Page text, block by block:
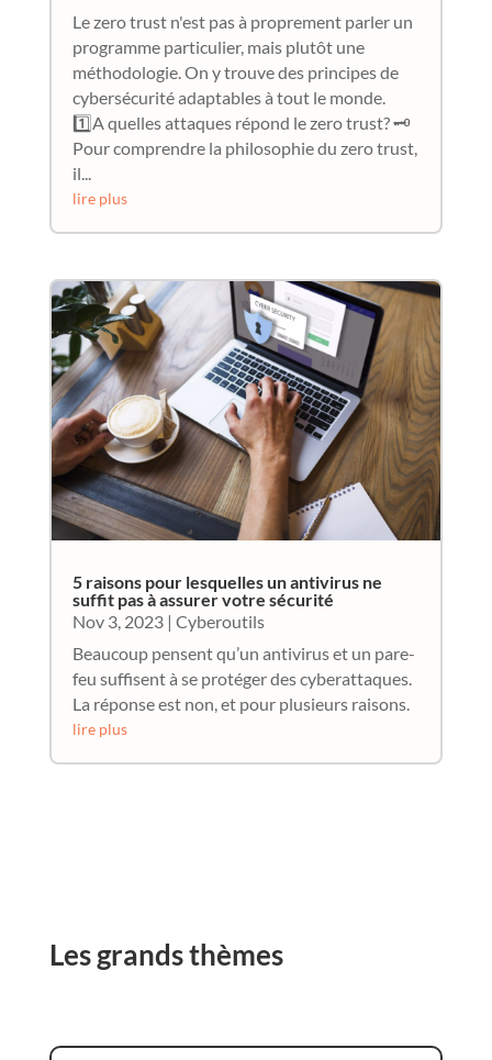
Le zero trust n'est pas à proprement parler un
programme particulier, mais plutôt une
méthodologie. On y trouve des principes de
cybersécurité adaptables à tout le monde.
1️⃣A quelles attaques répond le zero trust? 🗝️
Pour comprendre la philosophie du zero trust,
il...
lire plus
5 raisons pour lesquelles un antivirus ne
suffit pas à assurer votre sécurité
Nov 3, 2023| Cyberoutils
Beaucoup pensent qu’un antivirus et un pare-
feu suffisent à se protéger des cyberattaques.
La réponse est non, et pour plusieurs raisons.
lire plus
Les grands thèmes